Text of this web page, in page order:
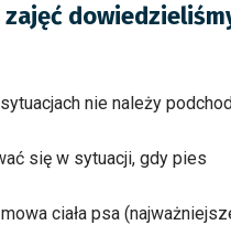
nie należy
się w sytuacji, gdy pies
ciała psa